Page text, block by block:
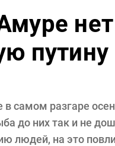
нет
самом разгаре
до них так и не
людей, на это